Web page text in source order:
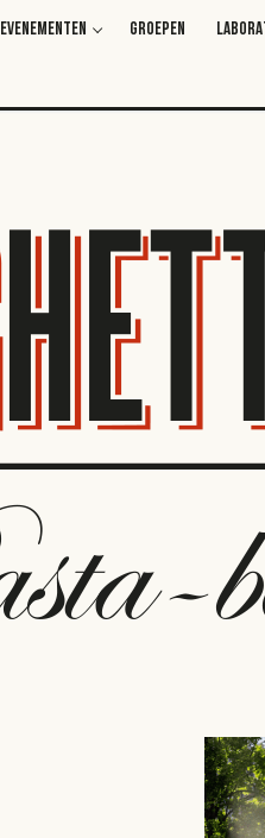
EVENEMENTEN GROEPEN